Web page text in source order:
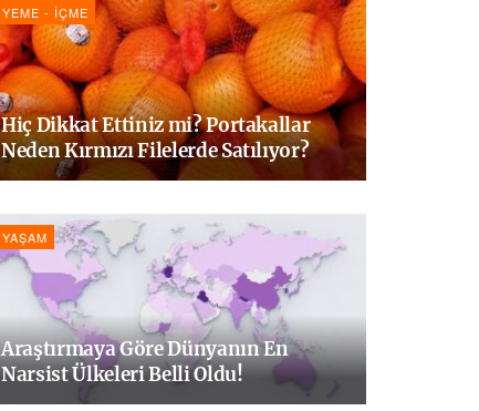
YEME - İÇME
Hiç Dikkat Ettiniz mi? Portakallar
Neden Kırmızı Filelerde Satılıyor?
YAŞAM
Araştırmaya Göre Dünyanın En
Narsist Ülkeleri Belli Oldu!